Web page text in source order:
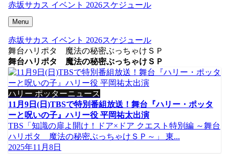
赤坂サカス イベント 2026スケジュール
Menu
赤坂サカス イベント 2026スケジュール
舞台ハリポタ 魔法の秘密ぶっちゃけＳＰ
舞台ハリポタ 魔法の秘密ぶっちゃけＳＰ
ハリー ポッターニュース
11月9日(日)TBSで特別番組放送！舞台『ハリー・ポッタ
ーと呪いの子』ハリー役 平岡祐太出演
TBS「知識の扉よ開け！ドア×ドア クエスト特別編 ～舞台
ハリポタ 魔法の秘密ぶっちゃけＳＰ～」 東...
2025年11月8日